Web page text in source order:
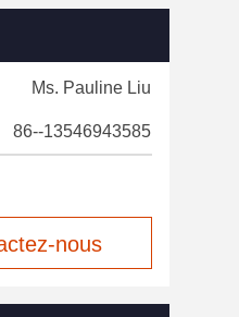
Ms. Pauline Liu
86--13546943585
nous